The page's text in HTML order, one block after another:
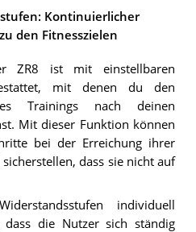
Kontinuierlicher
den Fitnesszielen
ZR8 ist mit einstellbaren
mit denen du den
Trainings nach deinen
Mit dieser Funktion können
bei der Erreichung ihrer
dass sie nicht auf
individuell
dass die Nutzer sich ständig